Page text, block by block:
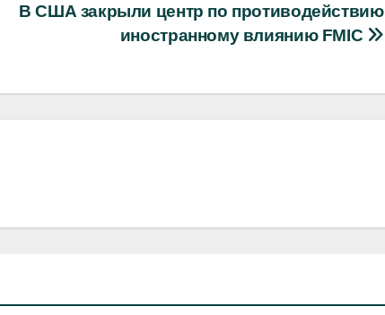
В США закрыли центр по противодействию
иностранному влиянию FMIC